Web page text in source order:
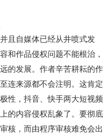
且自媒体已经从井喷式发
和作品侵权问题不能根治，
的发展。作者辛苦耕耘的作
连来源都不会注明。这肯定
性，抖音、快手两大短视频
的内容侵权乱象了。要彻底
核，而由程序审核难免会出